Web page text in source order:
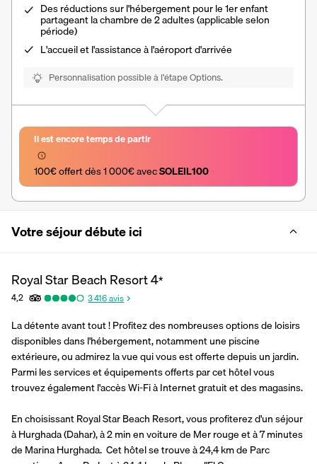
Des réductions sur l'hébergement pour le 1er enfant
partageant la chambre de 2 adultes (applicable selon
période)
L'accueil et l'assistance à l'aéroport d'arrivée
Personnalisation possible à l’étape Options.
Il est encore temps de partir
100€ offert dès 1 000€ avec SOLEIL100
Votre séjour débute ici
Royal Star Beach Resort4*
4,2 3 416avis
La détente avant tout ! Profitez des nombreuses options de loisirs
disponibles dans l'hébergement, notamment une piscine
extérieure, ou admirez la vue qui vous est offerte depuis un jardin.
Parmi les services et équipements offerts par cet hôtel vous
trouvez également l'accès Wi-Fi à Internet gratuit et des magasins.
En choisissant Royal Star Beach Resort, vous profiterez d'un séjour
à Hurghada (Dahar), à 2 min en voiture de Mer rouge et à 7 minutes
de Marina Hurghada.  Cet hôtel se trouve à 24,4 km de Parc